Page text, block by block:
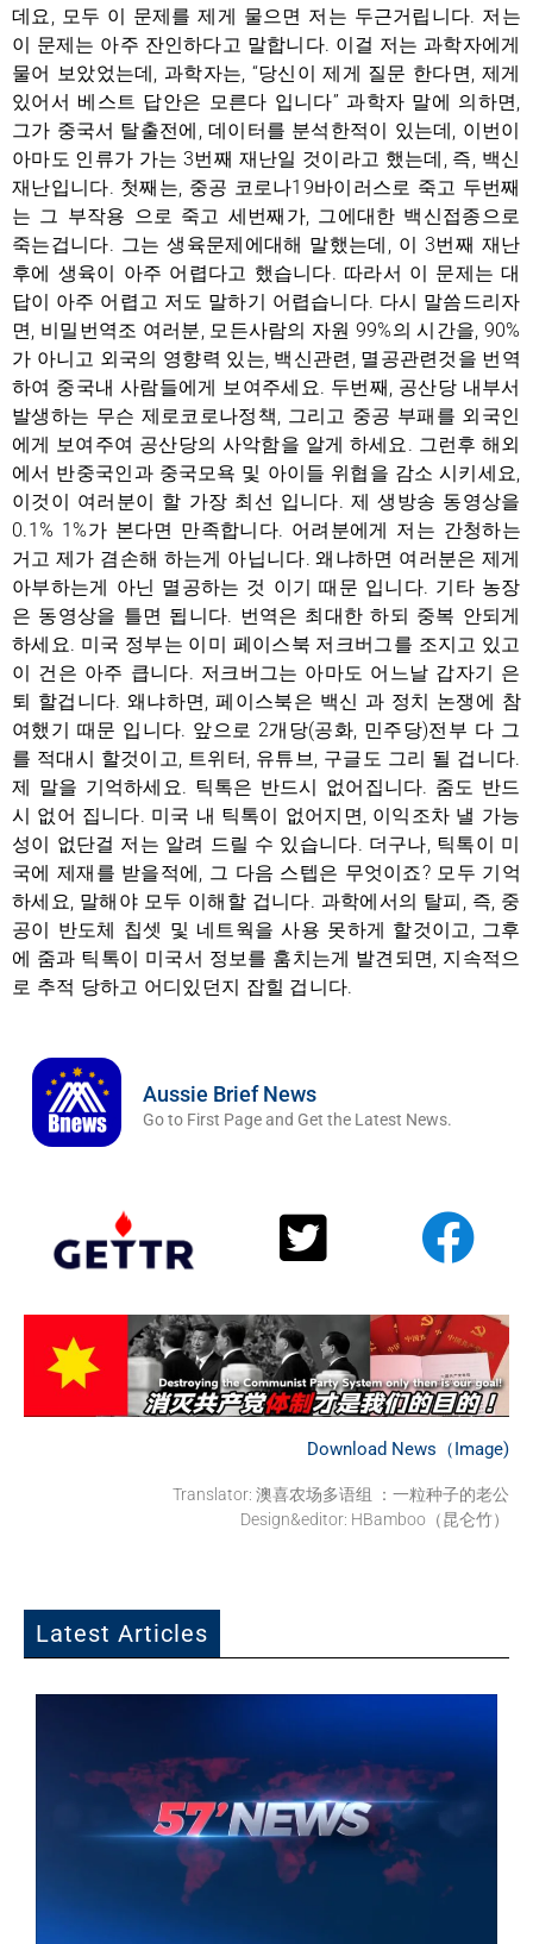
데요, 모두 이 문제를 제게 물으면 저는 두근거립니다. 저는
이 문제는 아주 잔인하다고 말합니다. 이걸 저는 과학자에게
물어 보았었는데, 과학자는, “당신이 제게 질문 한다면, 제게
있어서 베스트 답안은 모른다 입니다” 과학자 말에 의하면,
그가 중국서 탈출전에, 데이터를 분석한적이 있는데, 이번이
아마도 인류가 가는 3번째 재난일 것이라고 했는데, 즉, 백신
재난입니다. 첫째는, 중공 코로나19바이러스로 죽고 두번째
는 그 부작용 으로 죽고 세번째가, 그에대한 백신접종으로
죽는겁니다. 그는 생육문제에대해 말했는데, 이 3번째 재난
후에 생육이 아주 어렵다고 했습니다. 따라서 이 문제는 대
답이 아주 어렵고 저도 말하기 어렵습니다. 다시 말씀드리자
면, 비밀번역조 여러분, 모든사람의 자원 99%의 시간을, 90%
가 아니고 외국의 영향력 있는, 백신관련, 멸공관련것을 번역
하여 중국내 사람들에게 보여주세요. 두번째, 공산당 내부서
발생하는 무슨 제로코로나정책, 그리고 중공 부패를 외국인
에게 보여주여 공산당의 사악함을 알게 하세요. 그런후 해외
에서 반중국인과 중국모욕 및 아이들 위협을 감소 시키세요,
이것이 여러분이 할 가장 최선 입니다. 제 생방송 동영상을
0.1% 1%가 본다면 만족합니다. 어려분에게 저는 간청하는
거고 제가 겸손해 하는게 아닙니다. 왜냐하면 여러분은 제게
아부하는게 아닌 멸공하는 것 이기 때문 입니다. 기타 농장
은 동영상을 틀면 됩니다. 번역은 최대한 하되 중복 안되게
하세요. 미국 정부는 이미 페이스북 저크버그를 조지고 있고
이 건은 아주 큽니다. 저크버그는 아마도 어느날 갑자기 은
퇴 할겁니다. 왜냐하면, 페이스북은 백신 과 정치 논쟁에 참
여했기 때문 입니다. 앞으로 2개당(공화, 민주당)전부 다 그
를 적대시 할것이고, 트위터, 유튜브, 구글도 그리 될 겁니다.
제 말을 기억하세요. 틱톡은 반드시 없어집니다. 줌도 반드
시 없어 집니다. 미국 내 틱톡이 없어지면, 이익조차 낼 가능
성이 없단걸 저는 알려 드릴 수 있습니다. 더구나, 틱톡이 미
국에 제재를 받을적에, 그 다음 스텝은 무엇이죠? 모두 기억
하세요, 말해야 모두 이해할 겁니다. 과학에서의 탈피, 즉, 중
공이 반도체 칩셋 및 네트웍을 사용 못하게 할것이고, 그후
에 줌과 틱톡이 미국서 정보를 훔치는게 발견되면, 지속적으
로 추적 당하고 어디있던지 잡힐 겁니다.
Aussie Brief News
Go to First Page and Get the Latest News.
Download News（Image)
Translator: 澳喜农场多语组 ：一粒种子的老公
Design&editor: HBamboo（昆仑竹）
Latest Articles